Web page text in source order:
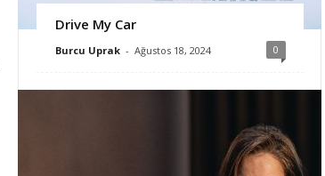
Drive My Car
Burcu Uprak - Ağustos 18, 2024 0